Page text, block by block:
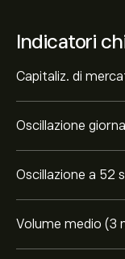
Indicatori
Capitaliz. di
Oscillazione
Oscillazione a 52
Volume medio (3